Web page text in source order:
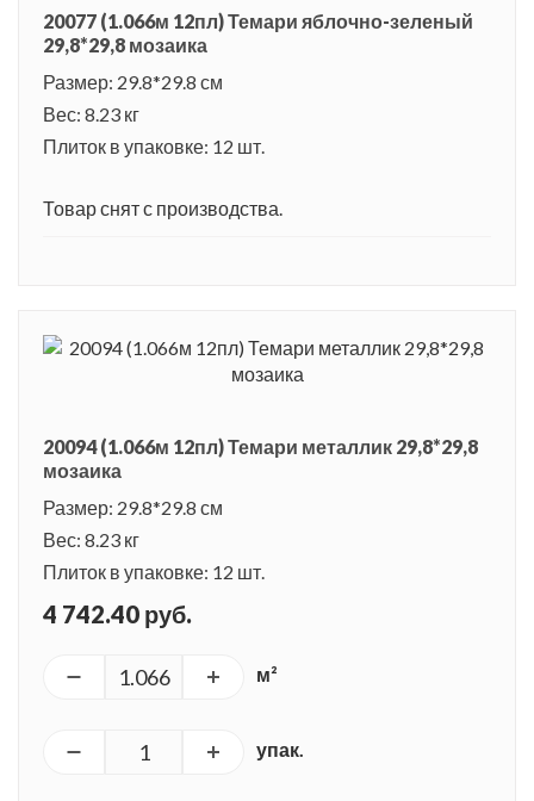
20077 (1.066м 12пл) Темари яблочно-зеленый
29,8*29,8 мозаика
Размер: 29.8*29.8 см
Вес: 8.23 кг
Плиток в упаковке: 12 шт.
Товар снят с производства.
20094 (1.066м 12пл) Темари металлик 29,8*29,8
мозаика
Размер: 29.8*29.8 см
Вес: 8.23 кг
Плиток в упаковке: 12 шт.
4 742.40 руб.
м²
упак.